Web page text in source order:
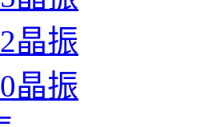
晶振
晶振